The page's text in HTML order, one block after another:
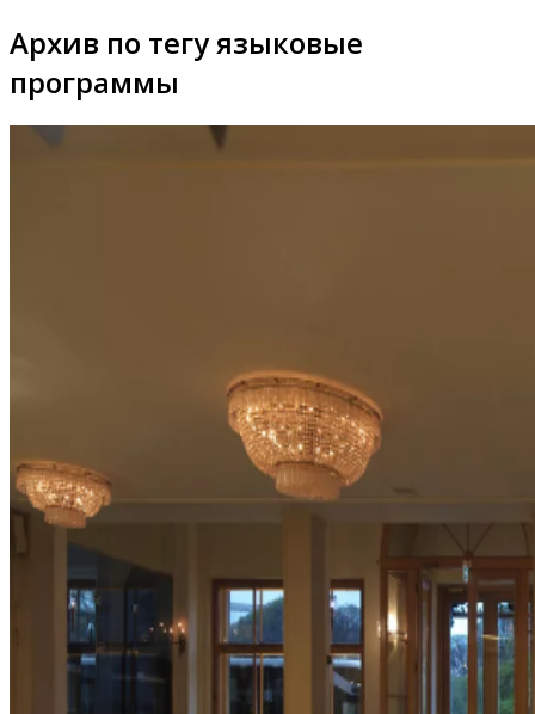
Архив по тегу языковые
программы